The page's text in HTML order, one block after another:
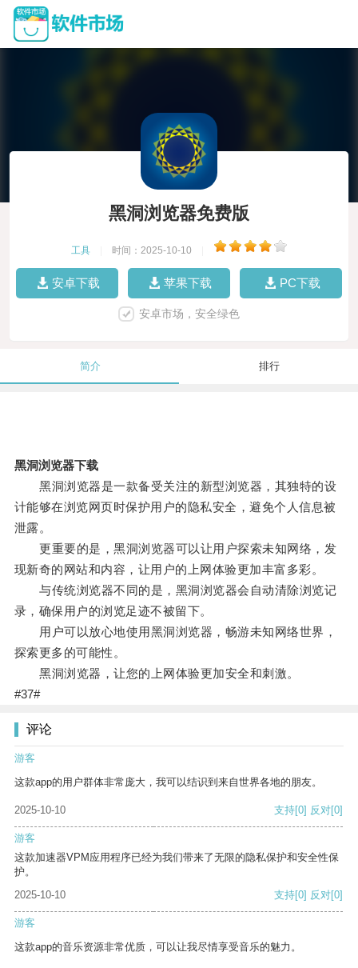
黑洞浏览器免费版
工具 时间：2025-10-10
安卓下载 苹果下载 PC下载
安卓市场，安全绿色
简介 排行
黑洞浏览器下载
黑洞浏览器是一款备受关注的新型浏览器，其独特的设
计能够在浏览网页时保护用户的隐私安全，避免个人信息被
泄露。
更重要的是，黑洞浏览器可以让用户探索未知网络，发
现新奇的网站和内容，让用户的上网体验更加丰富多彩。
与传统浏览器不同的是，黑洞浏览器会自动清除浏览记
录，确保用户的浏览足迹不被留下。
用户可以放心地使用黑洞浏览器，畅游未知网络世界，
探索更多的可能性。
黑洞浏览器，让您的上网体验更加安全和刺激。
#37#
评论
游客
这款app的用户群体非常庞大，我可以结识到来自世界各地的朋友。
2025-10-10 支持[0] 反对[0]
游客
这款加速器VPM应用程序已经为我们带来了无限的隐私保护和安全性保
护。
2025-10-10
支持[0] 反对[0]
游客
这款app的音乐资源非常优质，可以让我尽情享受音乐的魅力。